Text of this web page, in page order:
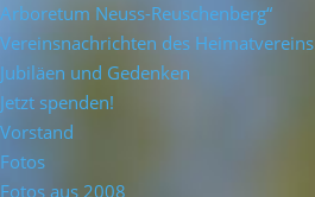
Arboretum Neuss-Reuschenberg“
Vereinsnachrichten des Heimatvereins
Jubiläen und Gedenken
Jetzt spenden!
Vorstand
Fotos
Fotos aus 2008